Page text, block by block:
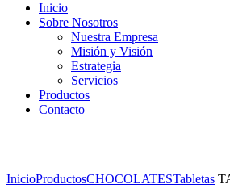
Inicio
Sobre Nosotros
Nuestra Empresa
Misión y Visión
Estrategia
Servicios
Productos
Contacto
InicioProductosCHOCOLATESTabletas